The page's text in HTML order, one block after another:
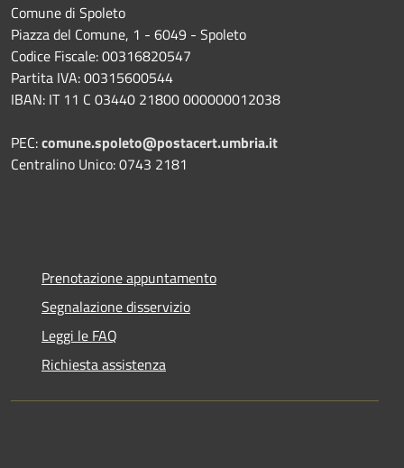
Comune di Spoleto
Piazza del Comune, 1 - 6049 - Spoleto
Codice Fiscale: 00316820547
Partita IVA: 00315600544
IBAN: IT 11 C 03440 21800 000000012038
PEC:comune.spoleto@postacert.umbria.it
Centralino Unico: 0743 2181
Prenotazione appuntamento
Segnalazione disservizio
Leggi le FAQ
Richiesta assistenza